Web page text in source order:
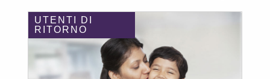
UTENTI DI
RITORNO